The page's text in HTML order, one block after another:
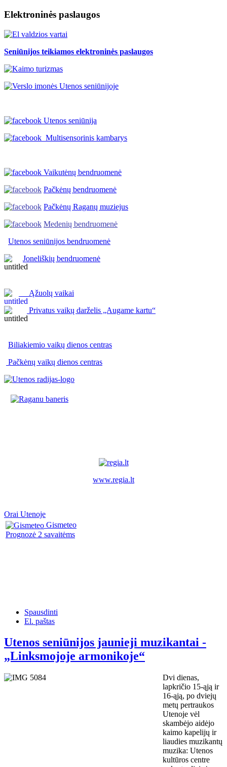
Elektroninės paslaugos
Seniūnijos teikiamos elektroninės paslaugos
Utenos seniūnija
Multisensorinis kambarys
Vaikutėnų bendruomenė
Pačkėnų bendruomenė
Pačkėnų Raganų muziejus
Medenių bendruomenė
Utenos seniūnijos bendruomenė
Joneliškių bendruomenė
Ąžuolų vaikai
Privatus vaikų darželis „Augame kartu“
Biliakiemio vaikų dienos centras
Pačkėnų vaikų dienos centras
www.regia.lt
Orai Utenoje
Gismeteo
Prognozė 2 savaitėms
Spausdinti
El. paštas
Utenos seniūnijos jaunieji muzikantai -
„Linksmojoje armonikoje“
Dvi dienas,
lapkričio 15-ąją ir
16-ąją, po dviejų
metų pertraukos
Utenoje vėl
skambėjo aidėjo
kaimo kapelijų ir
liaudies muzikantų
muzika: Utenos
kultūros centre